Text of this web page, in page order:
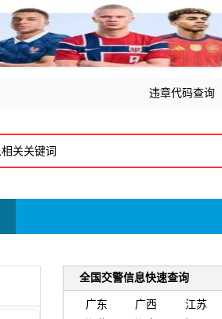
违章代码查询
全国交警信息快速查询
广东 广西 江苏